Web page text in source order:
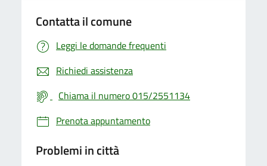
Contatta il comune
Leggi le domande frequenti
Richiedi assistenza
Chiama il numero 015/2551134
Prenota appuntamento
Problemi in città